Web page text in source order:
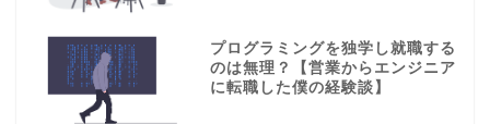
プログラミングを独学し就職する
のは無理？【営業からエンジニア
に転職した僕の経験談】